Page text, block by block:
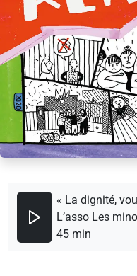
« La dignité,
L’asso Les
45 min